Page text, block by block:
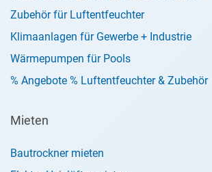
Zubehör für Luftentfeuchter
Klimaanlagen für Gewerbe + Industrie
Wärmepumpen für Pools
% Angebote % Luftentfeuchter & Zubehör
Mieten
Bautrockner mieten